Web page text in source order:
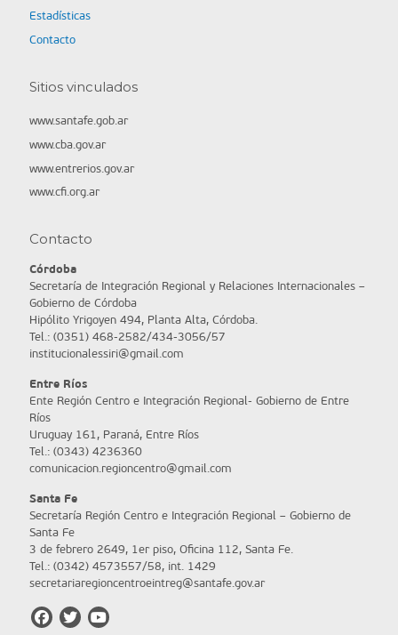
Estadísticas
Contacto
Sitios vinculados
www.santafe.gob.ar
www.cba.gov.ar
www.entrerios.gov.ar
www.cfi.org.ar
Contacto
Córdoba
Secretaría de Integración Regional y Relaciones Internacionales –
Gobierno de Córdoba
Hipólito Yrigoyen 494, Planta Alta, Córdoba.
Tel.: (0351) 468-2582/434-3056/57
institucionalessiri@gmail.com
Entre Ríos
Ente Región Centro e Integración Regional- Gobierno de Entre
Ríos
Uruguay 161, Paraná, Entre Ríos
Tel.: (0343) 4236360
comunicacion.regioncentro@gmail.com
Santa Fe
Secretaría Región Centro e Integración Regional – Gobierno de
Santa Fe
3 de febrero 2649, 1er piso, Oficina 112, Santa Fe.
Tel.: (0342) 4573557/58, int. 1429
secretariaregioncentroeintreg@santafe.gov.ar